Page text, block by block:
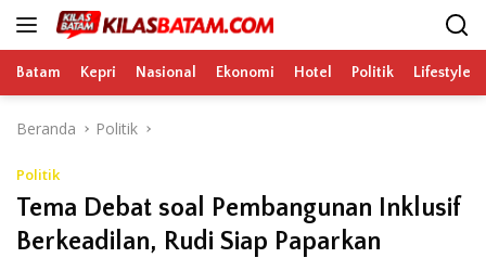
Langsung
Batam Kepri Nasional Ekonomi Hotel Politik Lifestyle
Beranda Politik
Politik
Tema Debat soal Pembangunan Inklusif
Berkeadilan, Rudi Siap Paparkan